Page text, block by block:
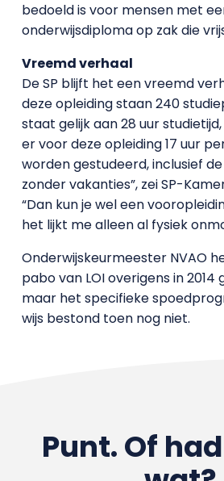
bedoeld is voor mensen met
onderwijsdiploma op zak die
Vreemd verhaal
De SP blijft het een vreemd
deze opleiding staan 240
staat gelijk aan 28 uur
er voor deze opleiding 17 uur
worden gestudeerd, inclusief
zonder vakanties”, zei SP-
“Dan kun je wel een
het lijkt me alleen al fysiek
Onderwijskeurmeester NVAO
pabo van LOI overigens in 2014
maar het specifieke
wijs bestond toen nog niet.
Punt. Of